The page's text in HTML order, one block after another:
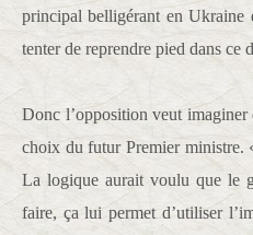
principal belligérant en Ukraine
tenter de reprendre pied dans
Donc l’opposition veut
choix du futur Premier ministre.
La logique aurait voulu que le
faire, ça lui permet d’utiliser